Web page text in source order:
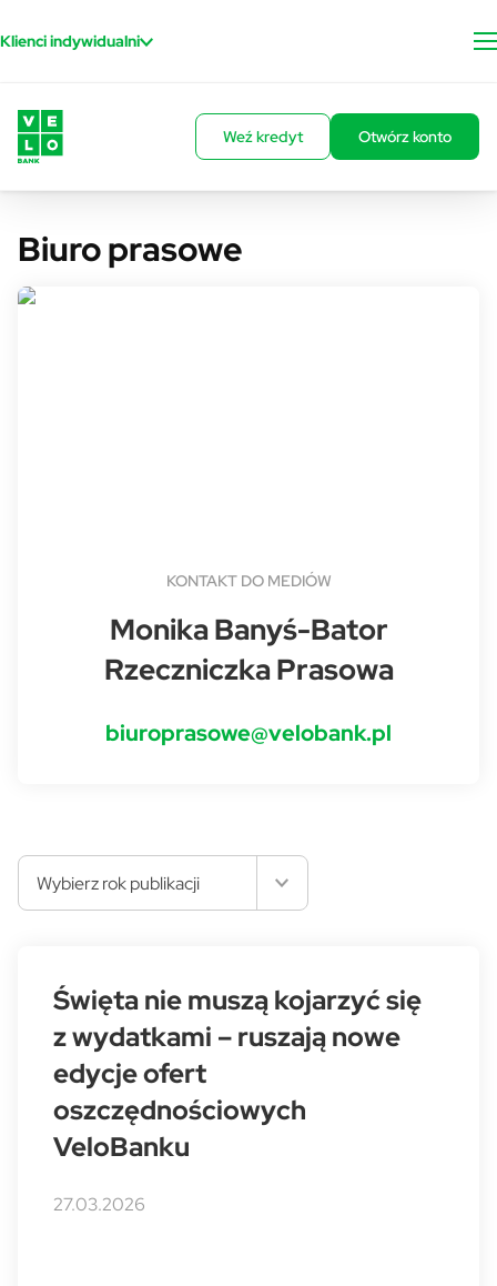
Klienci indywidualni
Weź kredyt Otwórz konto
Biuro prasowe
Rzecznik prasowy
KONTAKT DO MEDIÓW
Monika Banyś-Bator
Rzeczniczka Prasowa
biuroprasowe@velobank.pl
Wybierz rok publikacji
Święta nie muszą kojarzyć się
z wydatkami – ruszają nowe
edycje ofert
oszczędnościowych
VeloBanku
27.03.2026